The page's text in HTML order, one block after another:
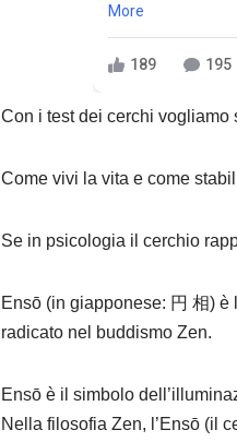
More
189 195
Con i test dei cerchi vogliamo
Come vivi la vita e come
Se in psicologia il cerchio
Ensō (in giapponese: 円 相)
radicato nel buddismo Zen.
Ensō è il simbolo
Nella filosofia Zen, l’Ensō (il